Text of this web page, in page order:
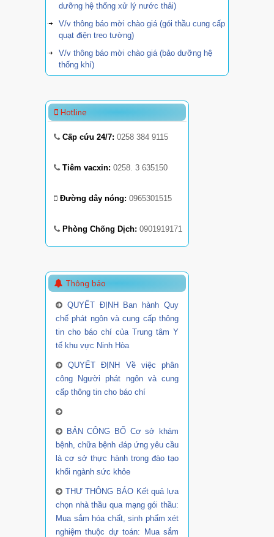
dưỡng hệ thống xử lý nước thải)
V/v thông báo mời chào giá (gói thầu cung cấp
quạt điện treo tường)
V/v thông báo mời chào giá (bảo dưỡng hệ
thống khí)
Hotline
Cấp cứu 24/7: 0258 384 9115
Tiêm vacxin: 0258. 3 635150
Đường dây nóng: 0965301515
Phòng Chống Dịch: 0901919171
Thông báo
QUYẾT ĐỊNH Ban hành Quy
chế phát ngôn và cung cấp thông
tin cho báo chí của Trung tâm Y
tế khu vực Ninh Hòa
QUYẾT ĐỊNH Về việc phân
công Người phát ngôn và cung
cấp thông tin cho báo chí
BẢN CÔNG BỐ Cơ sở khám
bệnh, chữa bệnh đáp ứng yêu cầu
là cơ sở thực hành trong đào tạo
khối ngành sức khỏe
THƯ THÔNG BÁO Kết quả lựa
chọn nhà thầu qua mạng gói thầu:
Mua sắm hóa chất, sinh phẩm xét
nghiệm thuộc dự toán: Mua sắm